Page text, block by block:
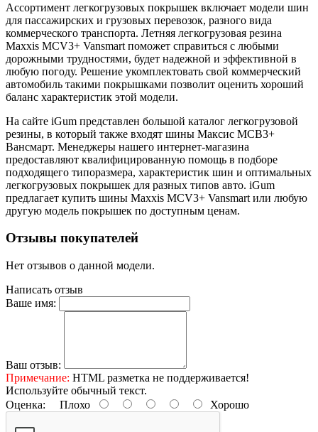
Ассортимент легкогрузовых покрышек включает модели шин
для пассажирских и грузовых перевозок, разного вида
коммерческого транспорта. Летняя легкогрузовая резина
Maxxis MCV3+ Vansmart поможет справиться с любыми
дорожными трудностями, будет надежной и эффективной в
любую погоду. Решение укомплектовать свой коммерческий
автомобиль такими покрышками позволит оценить хороший
баланс характеристик этой модели.
На сайте iGum представлен большой каталог легкогрузовой
резины, в который также входят шины Максис МСВ3+
Вансмарт. Менеджеры нашего интернет-магазина
предоставляют квалифицированную помощь в подборе
подходящего типоразмера, характеристик шин и оптимальных
легкогрузовых покрышек для разных типов авто. iGum
предлагает купить шины Maxxis MCV3+ Vansmart или любую
другую модель покрышек по доступным ценам.
Отзывы покупателей
Нет отзывов о данной модели.
Написать отзыв
Ваше имя:
Ваш отзыв:
Примечание: HTML разметка не поддерживается!
Используйте обычный текст.
Оценка: Плохо Хорошо